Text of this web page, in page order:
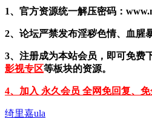
1、官方资源统一解压密码：
2、论坛严禁发布淫秽色情、血腥
3、注册成为本站会员，即可免费
影视专区等板块的资源。
4、加入 永久会员 全网免回复、免
绮里嘉ula